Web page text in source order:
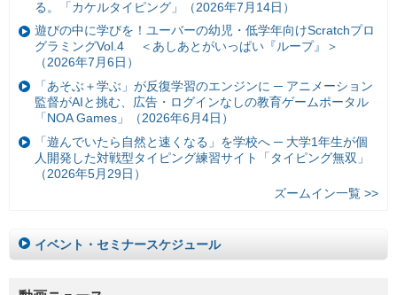
る。「カケルタイピング」（2026年7月14日）
遊びの中に学びを！ユーバーの幼児・低学年向けScratchプロ
グラミングVol.4 ＜あしあとがいっぱい『ループ』＞
（2026年7月6日）
「あそぶ＋学ぶ」が反復学習のエンジンに ─ アニメーション
監督がAIと挑む、広告・ログインなしの教育ゲームポータル
「NOA Games」（2026年6月4日）
「遊んでいたら自然と速くなる」を学校へ ─ 大学1年生が個
人開発した対戦型タイピング練習サイト「タイピング無双」
（2026年5月29日）
ズームイン一覧 >>
イベント・セミナースケジュール